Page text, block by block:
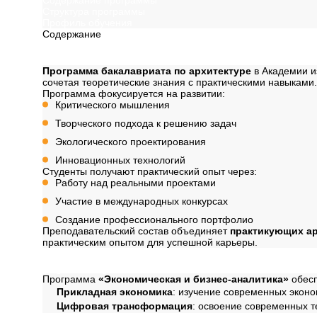
Содержание
Программа бакалавриата по архитектурев Академии
сочетая теоретические знания с практическими навыками.
Программа фокусируется на развитии:
Критического мышления
Творческого подхода к решению задач
Экологического проектирования
Инновационных технологий
Студенты получают практический опыт через:
Работу над реальными проектами
Участие в международных конкурсах
Создание профессионального портфолио
Преподавательский состав объединяет практикующих
практическим опытом для успешной карьеры.
Программа «Экономическая и бизнес-аналитика»
Прикладная экономика: изучение современных
Цифровая трансформация: освоение современных